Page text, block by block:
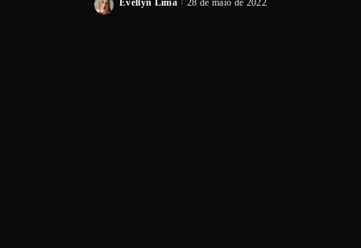
Evellyn Lima 28 de maio de 2022